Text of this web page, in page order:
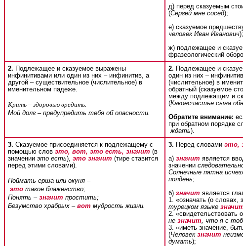
д) перед сказуемым
(Сергей мне сосед);
е) сказуемое
человек Иван Иванович);
ж) подлежащее и
фразеологический
2. Подлежащее и сказуемое выражены
инфинитивами или один из них – инфинитив, а
другой – существительное (числительное) в
именительном падеже.
Крить – здоровью вредить.
Мой долг – предупредить тебя об опасности.
2. Подлежащее и
один из них –
(числительное) в
обратный (сказуемое
между подлежащим и
(Какоесчастье сына
Обратите внимание:
при обратном порядке
ждать).
3. Сказуемое присоединяется к подлежащему с
помощью слов это, вот, это есть, значит (в
значении это есть), это значит (тире ставится
перед этими словами).
Поймать ерша или окуня –
это такое блаженство;
Понять – значит простить;
Безумство храбрых – вот мудрость жизни.
3. Перед словами это,
а) значит является
значении
Солнечные пятна
полдень;
б) значит является
1. «означать (о словах,
турецком языке
2. «свидетельствовать
не значит, что я с
3. «иметь значение,
(Человек значит
думать);